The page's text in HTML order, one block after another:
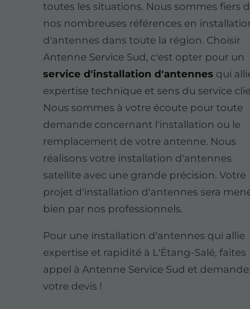
toutes les situations. Nous sommes fiers
nos nombreuses références en
d'antennes dans toute la région. Choisir
Antenne Service Sud, c'est opter pour un
service d'installation d'antennes qui
expertise technique et sens du service
Nous sommes à votre écoute pour toute
demande concernant l'installation ou le
remplacement de votre antenne. Nous
réalisons votre installation d'antennes
satellite avec une grande précision. Votre
projet d'installation d'antennes sera
bien par nos professionnels.
Pour une installation d'antennes qui allie
expertise et rapidité à L'Étang-Salé, faites
appel à Antenne Service Sud et
votre devis !